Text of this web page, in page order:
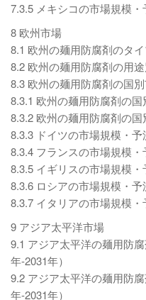
7.3.5 メキシコの市場規模・
8 欧州市場
8.1 欧州の麺用防腐剤のタ
8.2 欧州の麺用防腐剤の用
8.3 欧州の麺用防腐剤の国
8.3.1 欧州の麺用防腐剤の国
8.3.2 欧州の麺用防腐剤の国
8.3.3 ドイツの市場規模・予
8.3.4 フランスの市場規模・
8.3.5 イギリスの市場規模・
8.3.6 ロシアの市場規模・予
8.3.7 イタリアの市場規模・
9 アジア太平洋市場
9.1 アジア太平洋の麺用防
年-2031年）
9.2 アジア太平洋の麺用防
年-2031年）